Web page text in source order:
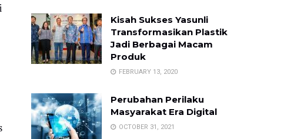
Kisah Sukses Yasunli
Transformasikan Plastik
Jadi Berbagai Macam
Produk
FEBRUARY 13, 2020
Perubahan Perilaku
Masyarakat Era Digital
OCTOBER 31, 2021